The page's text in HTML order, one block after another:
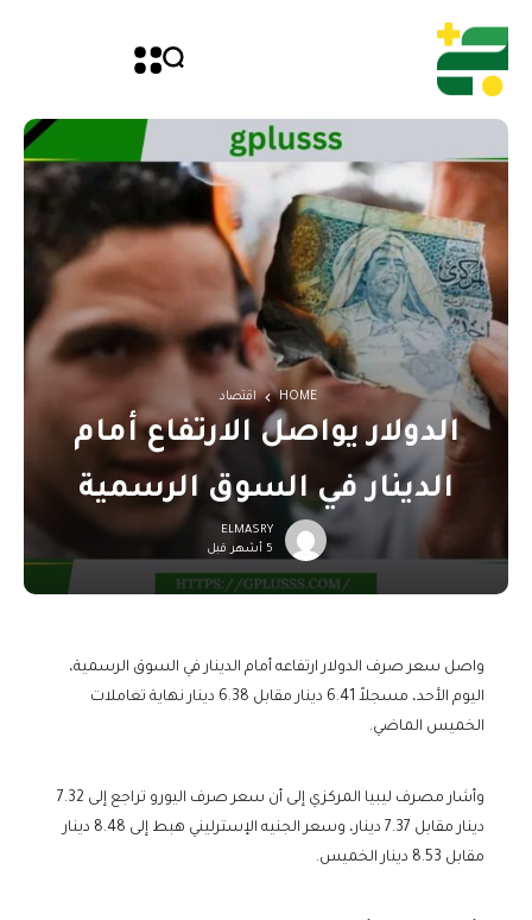
HOME اقتصاد
الدولار يواصل الارتفاع أمام
الدينار في السوق الرسمية
ELMASRY
5 أشهر قبل
واصل سعر صرف الدولار ارتفاعه أمام الدينار في السوق الرسمية،
اليوم الأحد، مسجلاً 6.41 دينار مقابل 6.38 دينار نهاية تعاملات
الخميس الماضي.
وأشار مصرف ليبيا المركزي إلى أن سعر صرف اليورو تراجع إلى 7.32
دينار مقابل 7.37 دينار، وسعر الجنيه الإسترليني هبط إلى 8.48 دينار
مقابل 8.53 دينار الخميس.